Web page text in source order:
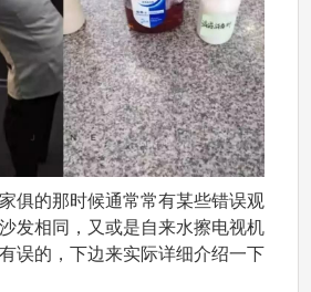
俱的那时候通常常有某些错误观
发相同，又或是自来水擦电视机
误的，下边来实际详细介绍一下